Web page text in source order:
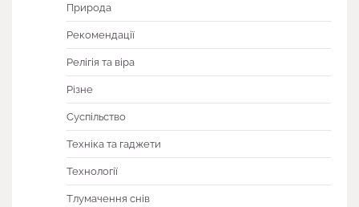
Природа
Рекомендації
Релігія та віра
Різне
Суспільство
Техніка та гаджети
Технології
Тлумачення снів